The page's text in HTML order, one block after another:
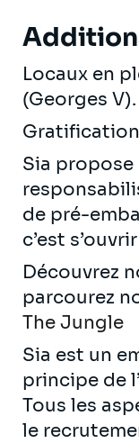
Locaux en
(Georges V).
Sia propose
de pré-
c’est
Découvrez
parcourez
The Jungle
Sia est un
principe de
Tous les
le